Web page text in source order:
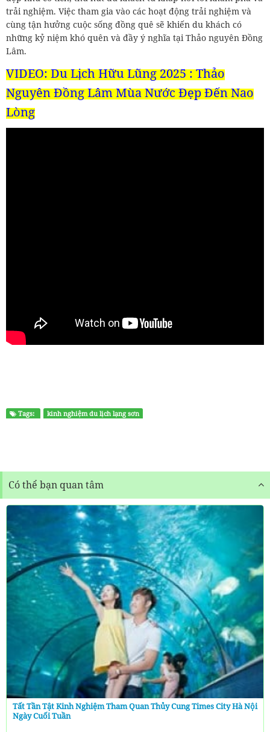
trải nghiệm. Việc tham gia vào các hoạt động trải nghiệm và
cùng tận hưởng cuộc sống đồng quê sẽ khiến du khách có
những kỷ niệm khó quên và đầy ý nghĩa tại Thảo nguyên Đồng
Lâm.
VIDEO:Du Lịch Hữu Lũng 2025 : Thảo
Nguyên Đồng Lâm Mùa Nước Đẹp Đến Nao
Lòng
Tags: kinh nghiệm du lịch lạng sơn
Có thể bạn quan tâm
Tất Tần Tật Kinh Nghiệm Tham Quan Thủy Cung Times City Hà Nội
Ngày Cuối Tuần